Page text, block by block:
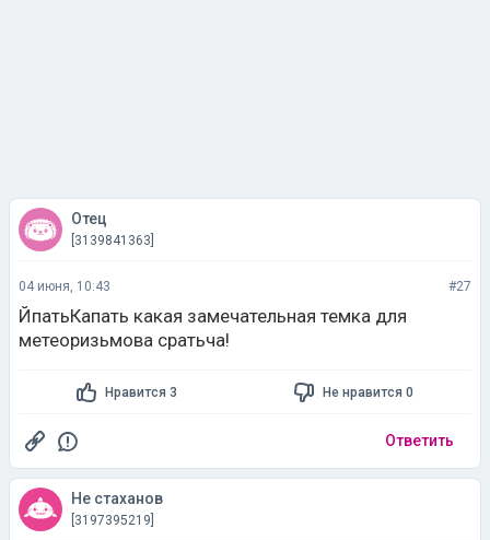
Отец
[3139841363]
04 июня, 10:43 #27
ЙпатьКапать какая замечательная темка для
метеоризьмова сратьча!
Нравится 3 Не нравится 0
Ответить
Не стаханов
[3197395219]